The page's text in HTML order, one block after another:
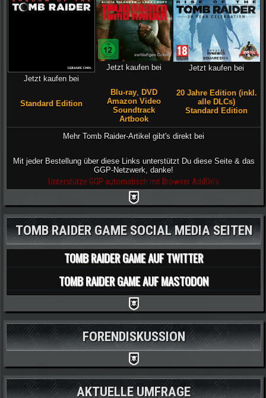
Jetzt kaufen bei
Standard Edition
Jetzt kaufen bei
Blu-ray, DVD
Amazon Video
Soundtrack
Artbook
Jetzt kaufen bei
20 Jahre Edition (inkl.
alle DLCs)
Standard Edition
Mehr Tomb Raider-Artikel gibt's direkt bei
Mit jeder Bestellung über diese Links unterstützt Du diese Seite & das
GGP-Netzwerk, danke!
Unterstütze GGP automatisch mit Browser AddOn's
TOMB RAIDER GAME SOCIAL MEDIA SEITEN
TOMB RAIDER GAME AUF TWITTER
TOMB RAIDER GAME AUF MASTODON
FORENDISKUSSION
AKTUELLE UMFRAGE